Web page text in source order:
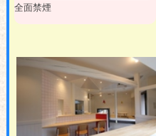
全面禁煙